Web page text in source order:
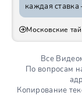
каждая
Московские
Все
По вопросам
Копирование